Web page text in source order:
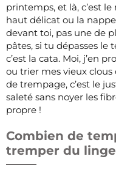
printemps, et là, c’est
haut délicat ou la
devant toi, pas une de
pâtes, si tu dépasses
c’est la cata. Moi, j’en
ou trier mes vieux
de trempage, c’est le
saleté sans noyer les
propre !
Combien de
tremper du